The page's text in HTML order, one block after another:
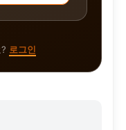
로그인